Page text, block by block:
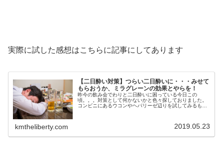
実際に試した感想はこちらに記事にしてあります
【二日酔い対策】つらい二日酔いに・・・みせて
もらおうか、ミラグレーンの効果とやらを！
昨今の飲み会でわりと二日酔いに困っている今日この
頃。。。対策として何かないかと色々探しておりました。
コンビニにあるウコンやヘパリーゼ辺りを試してみるもヘ
kmtheliberty.com 2019.05.23